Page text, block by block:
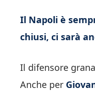
Il Napoli è
chiusi, ci sarà
Il difensore
Anche per